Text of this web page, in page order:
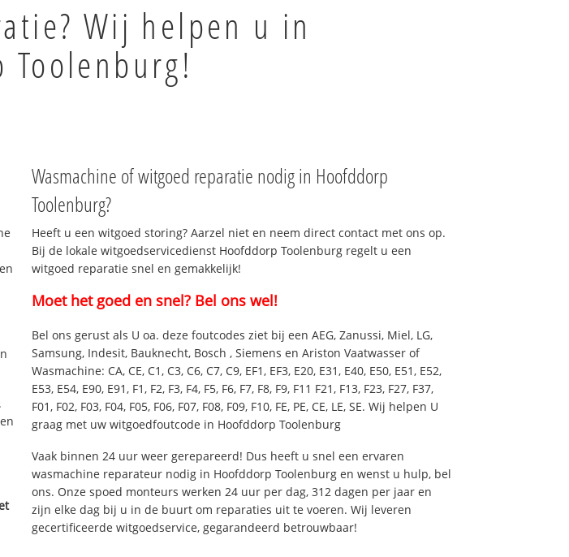
Wij helpen u in
Toolenburg!
Wasmachine of witgoed reparatie nodig in Hoofddorp
Toolenburg?
Heeft u een witgoed storing? Aarzel niet en neem direct contact met ons op.
Bij de lokale witgoedservicedienst Hoofddorp Toolenburg regelt u een
witgoed reparatie snel en gemakkelijk!
Moet het goed en snel? Bel ons wel!
Bel ons gerust als U oa. deze foutcodes ziet bij een AEG, Zanussi, Miel, LG,
Samsung, Indesit, Bauknecht, Bosch , Siemens en Ariston Vaatwasser of
Wasmachine: CA, CE, C1, C3, C6, C7, C9, EF1, EF3, E20, E31, E40, E50, E51, E52,
E53, E54, E90, E91, F1, F2, F3, F4, F5, F6, F7, F8, F9, F11 F21, F13, F23, F27, F37,
F01, F02, F03, F04, F05, F06, F07, F08, F09, F10, FE, PE, CE, LE, SE. Wij helpen U
graag met uw witgoedfoutcode in Hoofddorp Toolenburg
Vaak binnen 24 uur weer gerepareerd! Dus heeft u snel een ervaren
wasmachine reparateur nodig in Hoofddorp Toolenburg en wenst u hulp, bel
ons. Onze spoed monteurs werken 24 uur per dag, 312 dagen per jaar en
zijn elke dag bij u in de buurt om reparaties uit te voeren. Wij leveren
gecertificeerde witgoedservice, gegarandeerd betrouwbaar!